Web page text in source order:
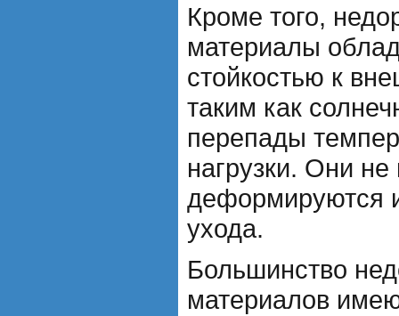
Кроме того,
материалы
стойкостью к
таким как
перепады
нагрузки. Они
деформируются
ухода.
Большинство
материалов